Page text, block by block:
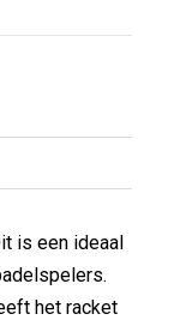
is een ideaal
het racket